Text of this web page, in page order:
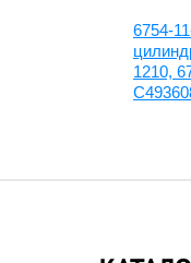
6754-
1210,